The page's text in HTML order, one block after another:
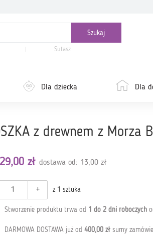
Sutasz
Dla dziecka Dla
z drewnem z Morza
29,00 zł dostawa od: 13,00 zł
+ z 1 sztuka
Stworzenie produktu trwa od 1 do 2 dni roboczych
DARMOWA DOSTAWA już od 400,00 złsumy